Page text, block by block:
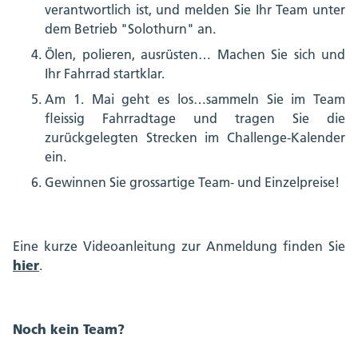
verantwortlich ist, und melden Sie Ihr Team unter
dem Betrieb "Solothurn" an.
Ölen, polieren, ausrüsten… Machen Sie sich und
Ihr Fahrrad startklar.
Am 1. Mai geht es los…sammeln Sie im Team
fleissig Fahrradtage und tragen Sie die
zurückgelegten Strecken im Challenge-Kalender
ein.
Gewinnen Sie grossartige Team- und Einzelpreise!
Eine kurze Videoanleitung zur Anmeldung finden Sie
hier.
Noch kein Team?